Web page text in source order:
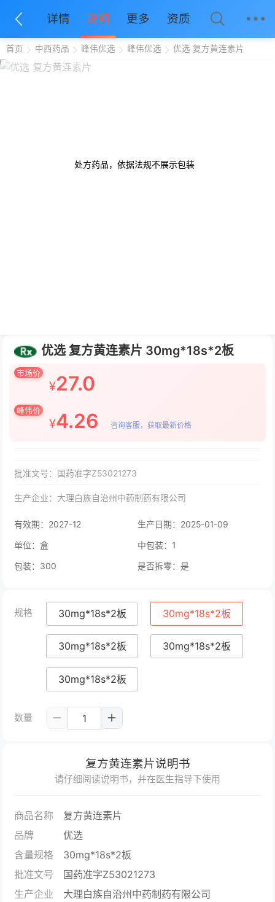
详情 说明 更多 资质
首页 中西药品 峰伟优选 峰伟优选 优选 复方黄连素片
优选 复方黄连素片 30mg*18s*2板
市场价
¥27.0
峰伟价
¥4.26 咨询客服，获取最新价格
批准文号：国药准字Z53021273
生产企业：大理白族自治州中药制药有限公司
有效期：2027-12 生产日期：2025-01-09
单位：盒 中包装：1
包装：300 是否拆零：是
规格 30mg*18s*2板 30mg*18s*2板
30mg*18s*2板 30mg*18s*2板
30mg*18s*2板
数量
复方黄连素片说明书
请仔细阅读说明书，并在医生指导下使用
商品名称
复方黄连素片
品牌
优选
含量规格
30mg*18s*2板
批准文号
国药准字Z53021273
生产企业
大理白族自治州中药制药有限公司